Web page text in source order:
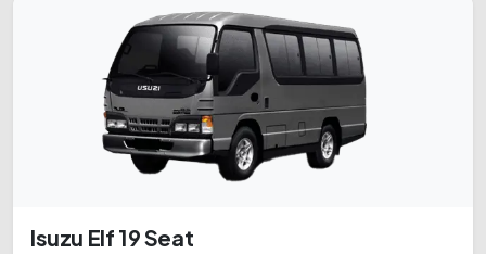
Isuzu Elf 19 Seat